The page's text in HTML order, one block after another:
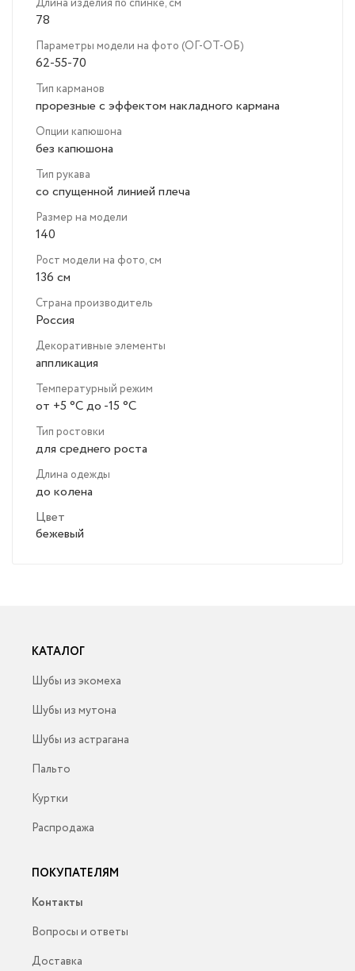
Длина изделия по спинке, см
78
Параметры модели на фото (ОГ-ОТ-ОБ)
62-55-70
Тип карманов
прорезные с эффектом накладного кармана
Опции капюшона
без капюшона
Тип рукава
со спущенной линией плеча
Размер на модели
140
Рост модели на фото, см
136 см
Страна производитель
Россия
Декоративные элементы
аппликация
Температурный режим
от +5 °C до -15 °C
Тип ростовки
для среднего роста
Длина одежды
до колена
Цвет
бежевый
КАТАЛОГ
Шубы из экомеха
Шубы из мутона
Шубы из астрагана
Пальто
Куртки
Распродажа
ПОКУПАТЕЛЯМ
Контакты
Вопросы и ответы
Доставка